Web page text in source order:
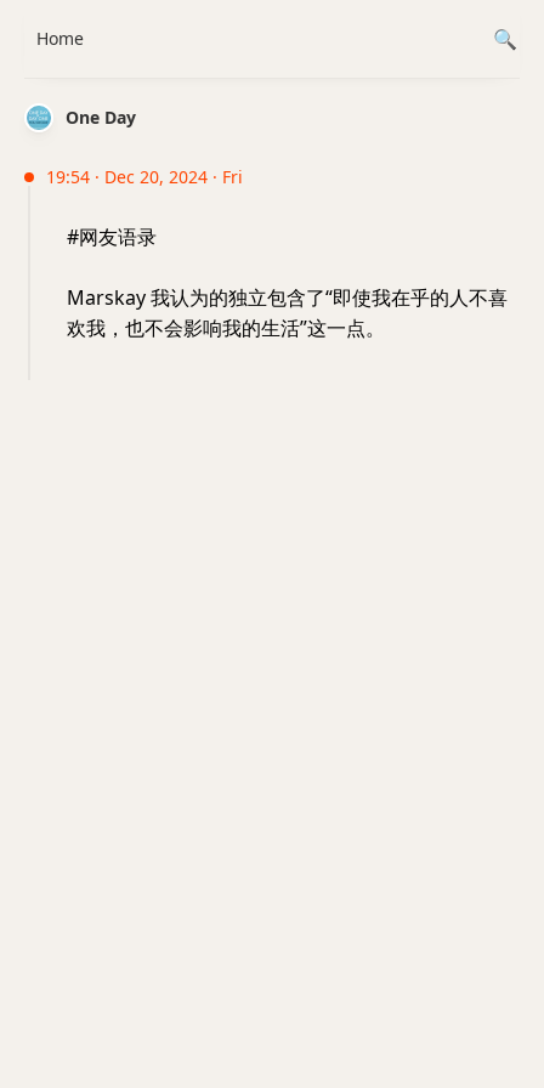
One Day
19:54 · Dec 20, 2024 · Fri
#网友语录
Marskay 我认为的独立包含了“即使我在乎的人不喜
欢我，也不会影响我的生活”这一点。
Home